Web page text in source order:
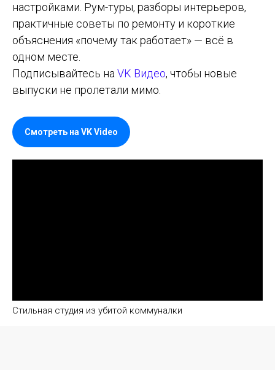
настройками. Рум-туры, разборы интерьеров,
практичные советы по ремонту и короткие
объяснения «почему так работает» — всё в
одном месте.
Подписывайтесь наVK Видео, чтобы новые
выпуски не пролетали мимо.
Смотреть на VK Video
Стильная студия из убитой коммуналки